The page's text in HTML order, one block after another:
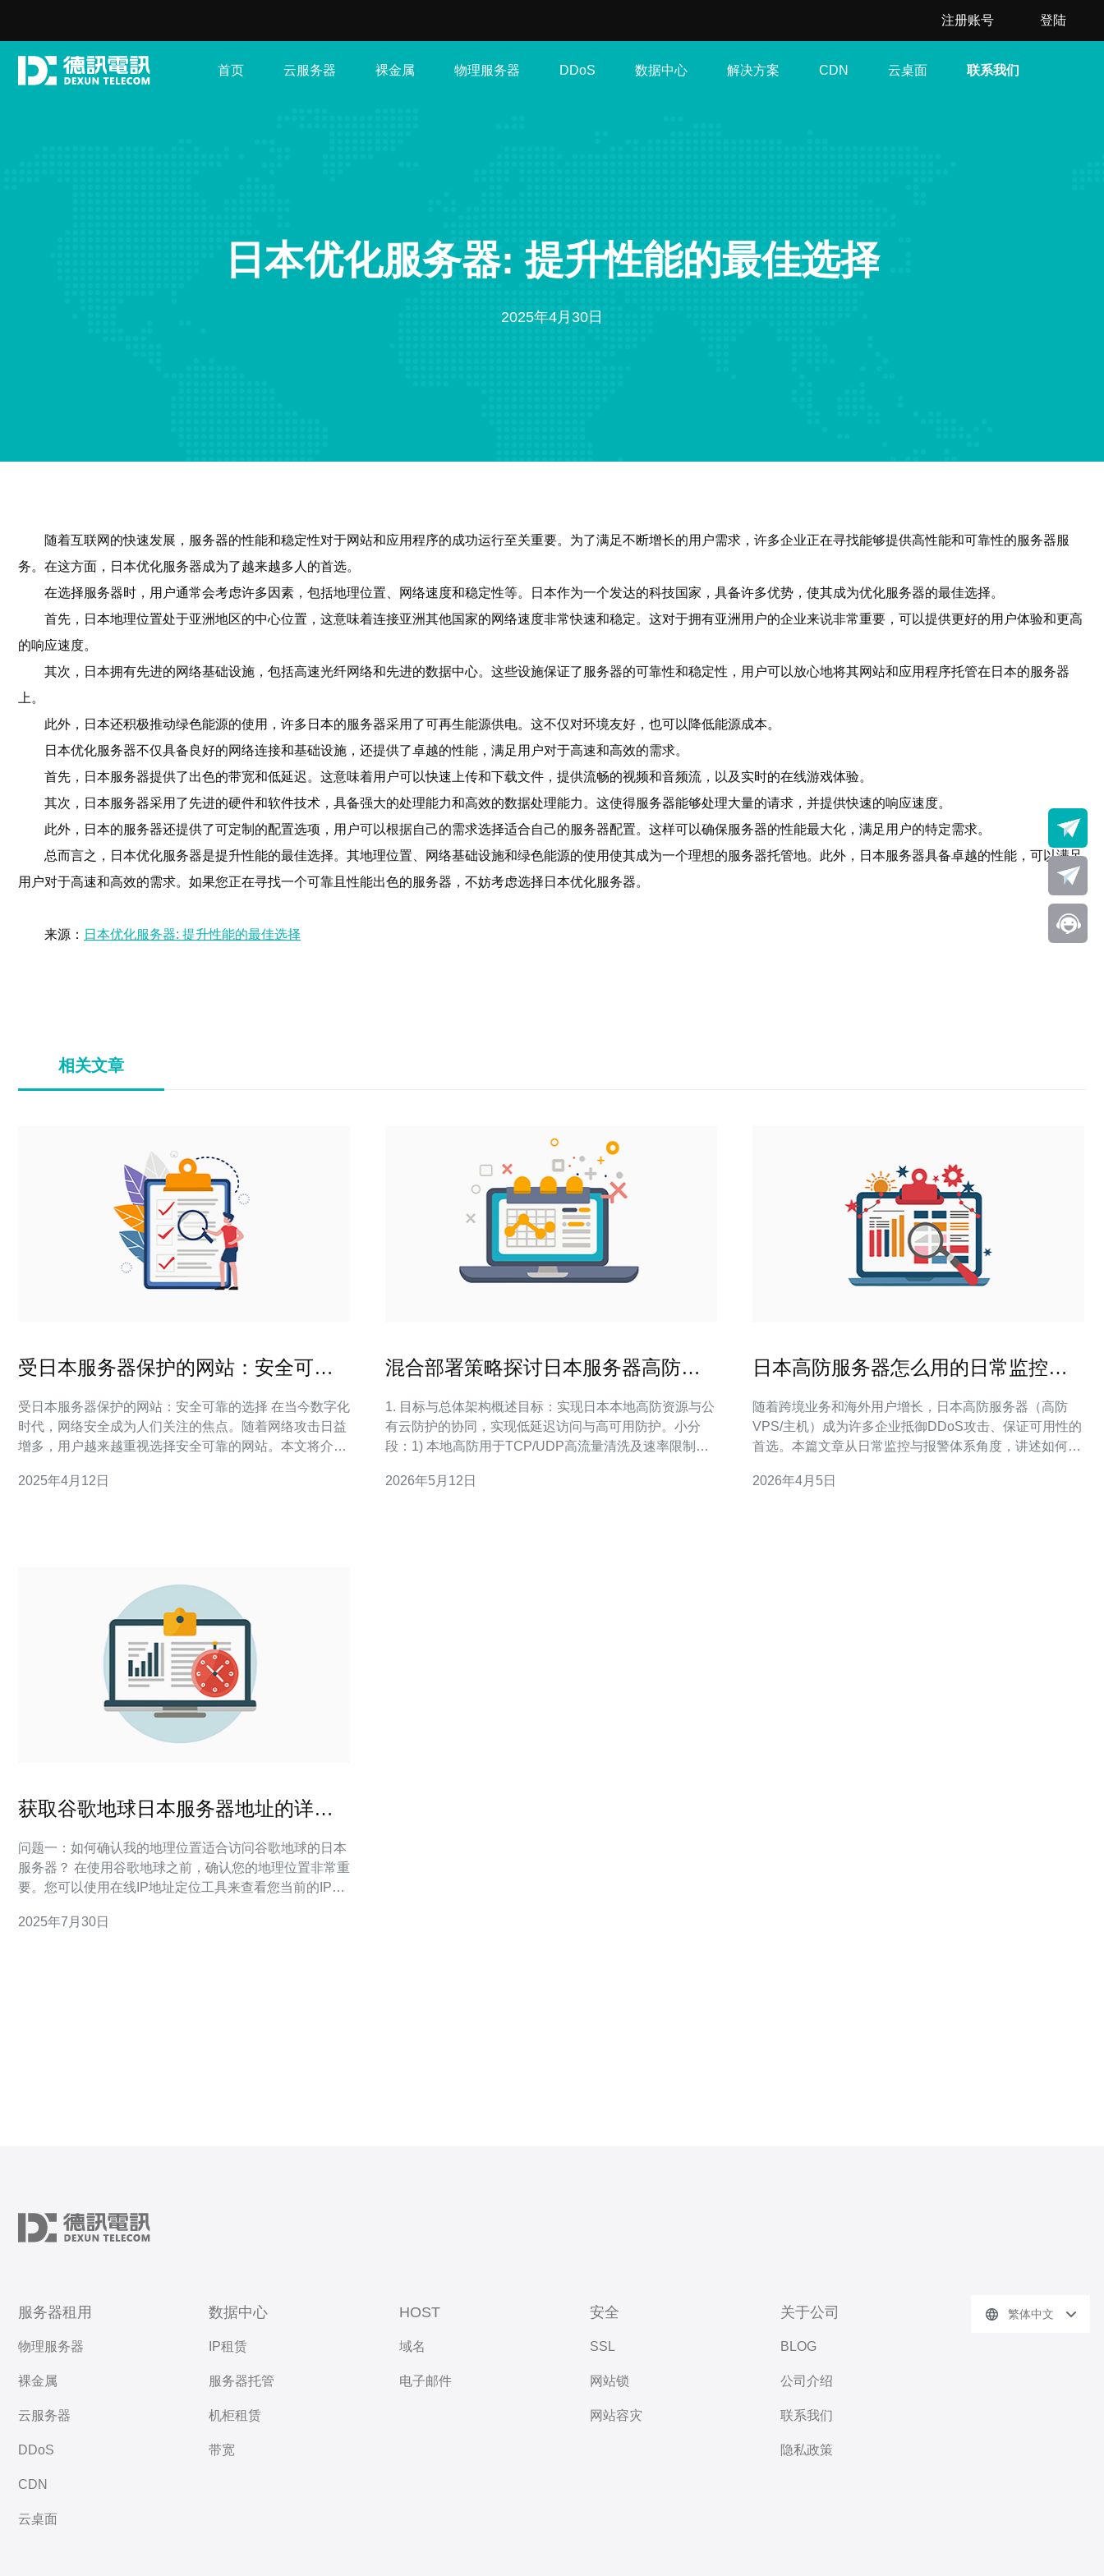
注册账号 登陆
首页 云服务器 裸金属 物理服务器 DDoS 数据中心 解决方案 CDN 云桌面 联系我们
日本优化服务器: 提升性能的最佳选择
2025年4月30日
随着互联网的快速发展，服务器的性能和稳定性对于网站和应用程序的成功运行至关重要。为了满足不断增长的用户需求，许多企业正在寻找能够提供高性能和可靠性的服务器服
务。在这方面，日本优化服务器成为了越来越多人的首选。
在选择服务器时，用户通常会考虑许多因素，包括地理位置、网络速度和稳定性等。日本作为一个发达的科技国家，具备许多优势，使其成为优化服务器的最佳选择。
首先，日本地理位置处于亚洲地区的中心位置，这意味着连接亚洲其他国家的网络速度非常快速和稳定。这对于拥有亚洲用户的企业来说非常重要，可以提供更好的用户体验和更高
的响应速度。
其次，日本拥有先进的网络基础设施，包括高速光纤网络和先进的数据中心。这些设施保证了服务器的可靠性和稳定性，用户可以放心地将其网站和应用程序托管在日本的服务器
上。
此外，日本还积极推动绿色能源的使用，许多日本的服务器采用了可再生能源供电。这不仅对环境友好，也可以降低能源成本。
日本优化服务器不仅具备良好的网络连接和基础设施，还提供了卓越的性能，满足用户对于高速和高效的需求。
首先，日本服务器提供了出色的带宽和低延迟。这意味着用户可以快速上传和下载文件，提供流畅的视频和音频流，以及实时的在线游戏体验。
其次，日本服务器采用了先进的硬件和软件技术，具备强大的处理能力和高效的数据处理能力。这使得服务器能够处理大量的请求，并提供快速的响应速度。
此外，日本的服务器还提供了可定制的配置选项，用户可以根据自己的需求选择适合自己的服务器配置。这样可以确保服务器的性能最大化，满足用户的特定需求。
总而言之，日本优化服务器是提升性能的最佳选择。其地理位置、网络基础设施和绿色能源的使用使其成为一个理想的服务器托管地。此外，日本服务器具备卓越的性能，可以满足
用户对于高速和高效的需求。如果您正在寻找一个可靠且性能出色的服务器，不妨考虑选择日本优化服务器。
来源： 日本优化服务器: 提升性能的最佳选择
相关文章
受日本服务器保护的网站：安全可靠
受日本服务器保护的网站：安全可靠的选择 在当今数字化
时代，网络安全成为人们关注的焦点。随着网络攻击日益
增多，用户越来越重视选择安全可靠的网站。本文将介绍
日本作为一个高度发达的国家，在网络技术方面拥有先进
2025年4月12日
混合部署策略探讨日本服务器高防与
1. 目标与总体架构概述目标：实现日本本地高防资源与公
有云防护的协同，实现低延迟访问与高可用防护。小分
段：1) 本地高防用于TCP/UDP高流量清洗及速率限制；
护与全局告警；3) 使用智能DNS或BGP Anycast实现流量
2026年5月12日
日本高防服务器怎么用的日常监控与
随着跨境业务和海外用户增长，日本高防服务器（高防
VPS/主机）成为许多企业抵御DDoS攻击、保证可用性的
首选。本篇文章从日常监控与报警体系角度，讲述如何在
含与域名、CDN、WAF的协同防护策略。 第一步是明确
2026年4月5日
获取谷歌地球日本服务器地址的详细
问题一：如何确认我的地理位置适合访问谷歌地球的日本
服务器？ 在使用谷歌地球之前，确认您的地理位置非常重
要。您可以使用在线IP地址定位工具来查看您当前的IP地
访问谷歌地球的服务。如果您位于其他国家，可能需要使
2025年7月30日
服务器租用
物理服务器
裸金属
云服务器
DDoS
CDN
云桌面
数据中心
IP租赁
服务器托管
机柜租赁
带宽
HOST
域名
电子邮件
安全
SSL
网站锁
网站容灾
关于公司
BLOG
公司介绍
联系我们
隐私政策
繁体中文